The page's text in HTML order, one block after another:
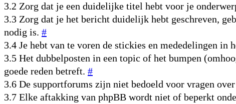
3.2 Zorg dat je een duidelijke titel hebt voor je
3.3 Zorg dat je het bericht duidelijk hebt geschreven,
nodig is. #
3.4 Je hebt van te voren de stickies en mededelingen in
3.5 Het dubbelposten in een topic of het bumpen
goede reden betreft. #
3.6 De supportforums zijn niet bedoeld voor vragen
3.7 Elke aftakking van phpBB wordt niet of beperkt